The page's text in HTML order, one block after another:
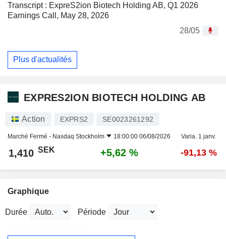
Transcript : ExpreS2ion Biotech Holding AB, Q1 2026
Earnings Call, May 28, 2026
28/05
Plus d'actualités
EXPRES2ION BIOTECH HOLDING AB
Action EXPRS2 SE0023261292
Marché Fermé - Nasdaq Stockholm 18:00:00 06/08/2026 Varia. 1 janv.
1,410 SEK +5,62 % -91,13 %
Graphique
Durée Période